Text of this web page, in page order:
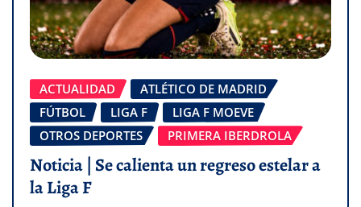
ACTUALIDAD
ATLÉTICO DE MADRID
FÚTBOL
LIGA F
LIGA F MOEVE
OTROS DEPORTES
PRIMERA IBERDROLA
Noticia | Se calienta un regreso estelar a
la Liga F